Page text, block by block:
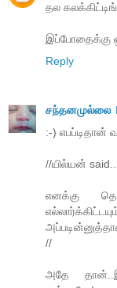
தல
இப்போதைக்கு
Reply
சந்தனமுல்லை
:-)
//யில்யன்
எனக்கு
//
அதே